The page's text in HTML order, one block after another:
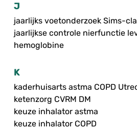
J
jaarlijks voetonderzoek Sims-
jaarlijkse controle nierfunctie
hemoglobine
K
kaderhuisarts astma COPD
ketenzorg CVRM DM
keuze inhalator astma
keuze inhalator COPD